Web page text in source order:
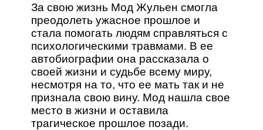
За свою жизнь Мод Жульен смогла
преодолеть ужасное прошлое и
стала помогать людям справляться с
психологическими травмами. В ее
автобиографии она рассказала о
своей жизни и судьбе всему миру,
несмотря на то, что ее мать так и не
признала свою вину. Мод нашла свое
место в жизни и оставила
трагическое прошлое позади.